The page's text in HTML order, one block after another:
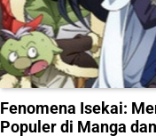
Fenomena Isekai:
Populer di Manga